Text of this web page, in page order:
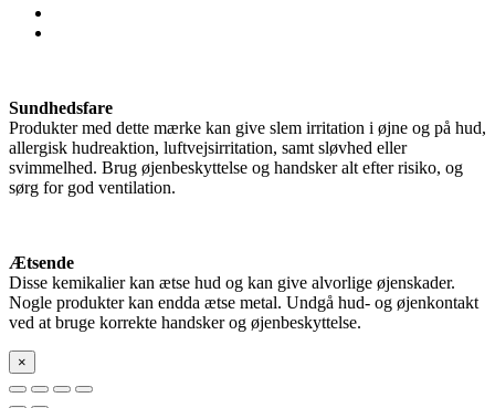
Sundhedsfare
Produkter med dette mærke kan give slem irritation i øjne og på hud,
allergisk hudreaktion, luftvejsirritation, samt sløvhed eller
svimmelhed. Brug øjenbeskyttelse og handsker alt efter risiko, og
sørg for god ventilation.
Ætsende
Disse kemikalier kan ætse hud og kan give alvorlige øjenskader.
Nogle produkter kan endda ætse metal. Undgå hud- og øjenkontakt
ved at bruge korrekte handsker og øjenbeskyttelse.
×